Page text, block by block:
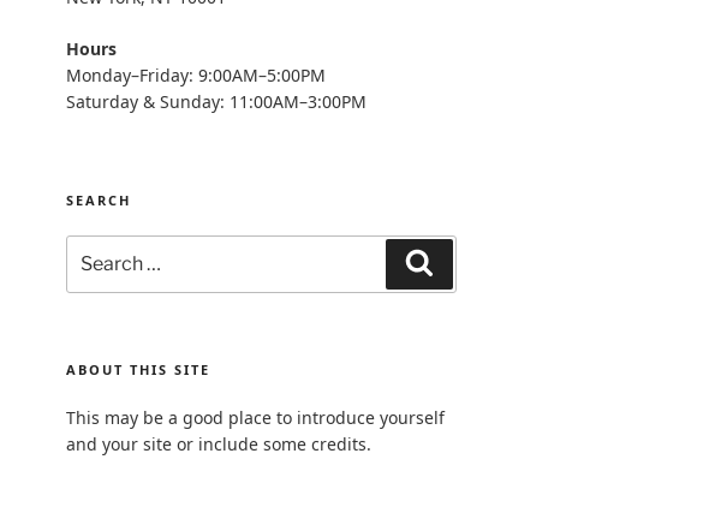
Hours
Monday–Friday: 9:00AM–5:00PM
Saturday & Sunday: 11:00AM–3:00PM
SEARCH
for:
ABOUT THIS SITE
This may be a good place to introduce yourself
and your site or include some credits.